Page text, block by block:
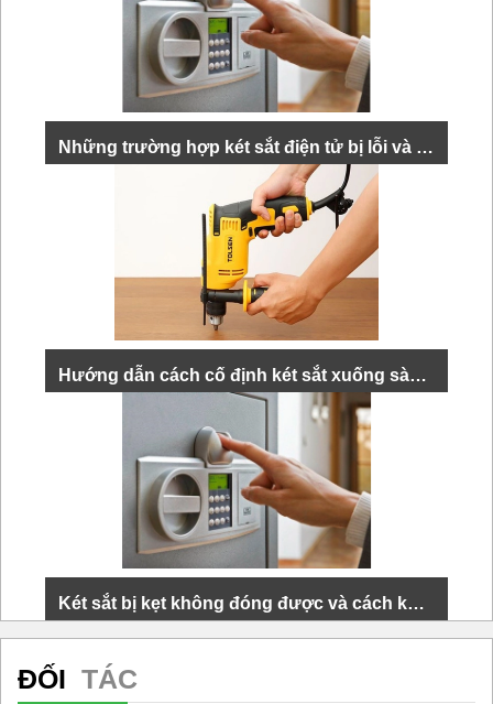
năng tăng chống cháy nổ và chống phá....
XEM THÊM
Những trường hợp két sắt điện tử bị lỗi và cách khắc phục
Két sắt điện tử bị lỗi là vấn đề khá phổ biến mà nhiều
người dùng gặp phải. Nếu không biết cách khắc phục,
bạn có thể sẽ thấy lo...
XEM THÊM
Hướng dẫn cách cố định két sắt xuống sàn nhanh gọn, chắc chắn
Cố định két sắt xuống sàn là cách được nhiều người
lựa chọn để ngăn kẻ gian đánh cắp tài sản có giá trị.
Để cố định được két sắt...
XEM THÊM
Két sắt bị kẹt không đóng được và cách khắc phục hiệu quả
liệu cá nhân, nhưng không ít lần chúng ta gặp phải
ĐỐI TÁC